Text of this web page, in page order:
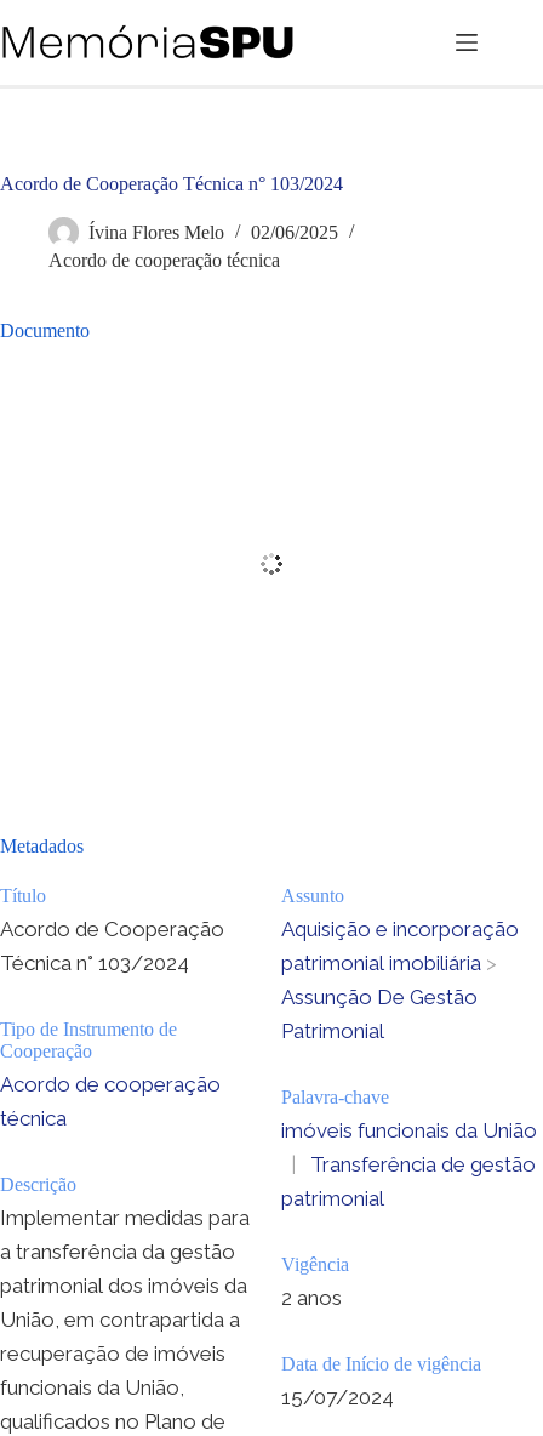
para
o
Acordo de Cooperação Técnica n° 103/2024
Ívina Flores Melo
02/06/2025
Acordo de cooperação técnica
Documento
Metadados
Título
Acordo de Cooperação
Técnica n° 103/2024
Tipo de Instrumento de
Cooperação
Acordo de cooperação
técnica
Descrição
Implementar medidas para
a transferência da gestão
patrimonial dos imóveis da
União, em contrapartida a
recuperação de imóveis
funcionais da União,
qualificados no Plano de
Assunto
Aquisição e incorporação
patrimonial imobiliária >
Assunção De Gestão
Patrimonial
Palavra-chave
imóveis funcionais da União
|
Transferência de gestão
patrimonial
Vigência
2 anos
Data de Início de vigência
15/07/2024